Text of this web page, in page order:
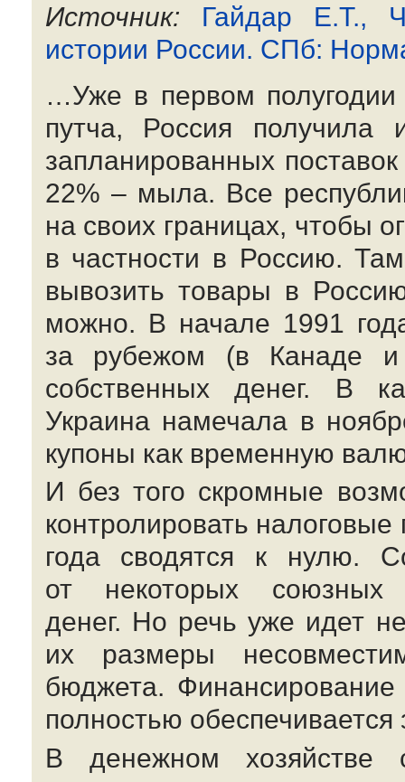
Источник:
Гайдар Е.Т.,
истории России. СПб:
…Уже в первом полугодии
путча, Россия получила
запланированных
22% – мыла. Все
на своих границах, чтобы
в частности в Россию.
вывозить товары в
можно. В начале 1991
за рубежом (в Канаде и
собственных денег. В
Украина намечала в
купоны как временную
И без того скромные
контролировать
года сводятся к нулю.
от некоторых
денег. Но речь уже идет
их размеры
бюджета. Финансирование
полностью обеспечивается
В денежном хозяйстве